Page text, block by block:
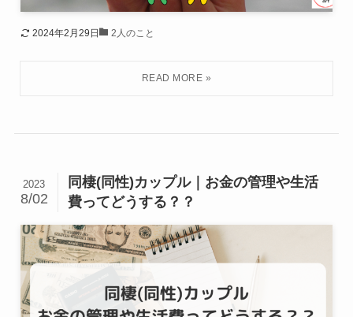
2024年2月29日 2人のこと
同棲(同性)カップル｜お金の管理や生活
費ってどうする？？
2023
8/02